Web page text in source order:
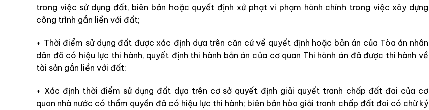
trong việc sử dụng đất, biên bản hoặc quyết định xử phạt vi phạm hành chính trong việc xây dựng
công trình gắn liền với đất;
+ Thời điểm sử dụng đất được xác định dựa trên căn cứ về quyết định hoặc bản án của Tòa án nhân
dân đã có hiệu lực thi hành, quyết định thi hành bản án của cơ quan Thi hành án đã được thi hành về
tài sản gắn liền với đất;
+ Xác định thời điểm sử dụng đất dựa trên cơ sở quyết định giải quyết tranh chấp đất đai của cơ
quan nhà nước có thẩm quyền đã có hiệu lực thi hành; biên bản hòa giải tranh chấp đất đai có chữ ký